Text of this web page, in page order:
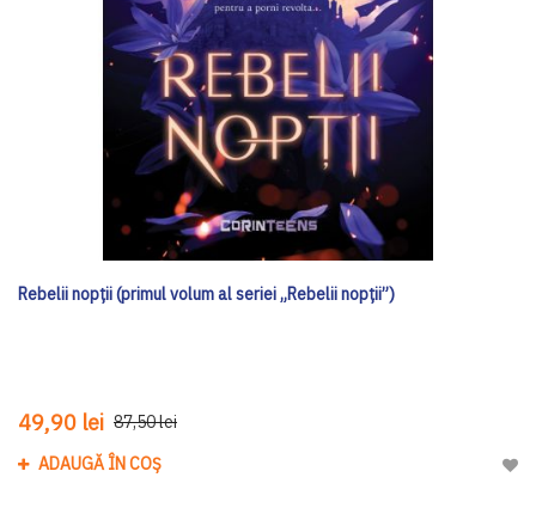
Rebelii nopții (primul volum al seriei „Rebelii nopții”)
49,90 lei 87,50 lei
ADAUGĂ ÎN COȘ